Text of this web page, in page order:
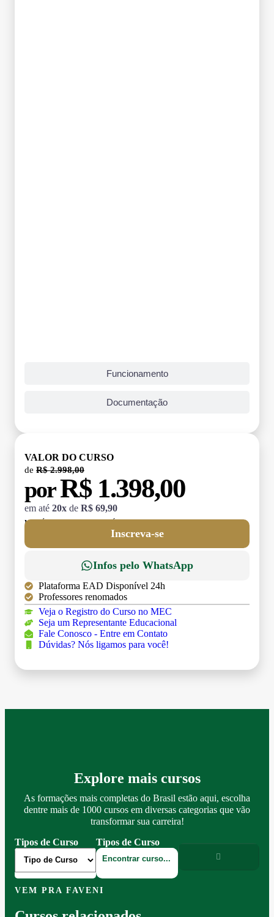
Funcionamento
Documentação
VALOR DO CURSO
de R$ 2.998,00
porR$ 1.398,00
em até 20x de R$ 69,90
MATRÍCULA:
Inscreva-se
Infos pelo WhatsApp
Plataforma EAD Disponível 24h
Professores renomados
Veja o Registro do Curso no MEC
Seja um Representante Educacional
Fale Conosco - Entre em Contato
Dúvidas? Nós ligamos para você!
Explore mais cursos
As formações mais completas do Brasil estão aqui, escolha
dentre mais de 1000 cursos em diversas categorias que vão
transformar sua carreira!
Tipos de Curso
Tipos de Curso
VEM PRA FAVENI